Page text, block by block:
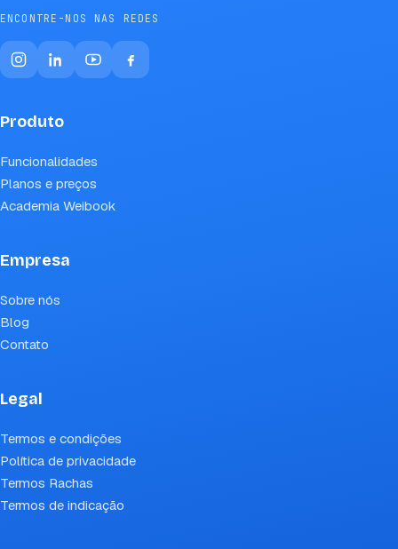
ENCONTRE-NOS NAS REDES
Produto
Funcionalidades
Planos e preços
Academia Weibook
Empresa
Sobre nós
Blog
Contato
Legal
Termos e condições
Política de privacidade
Termos Rachas
Termos de indicação